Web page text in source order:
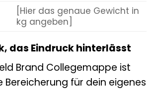
[Hier das genaue Gewicht in
kg angeben]
das Eindruck hinterlässt
Brand Collegemappe ist
Bereicherung für dein eigenes